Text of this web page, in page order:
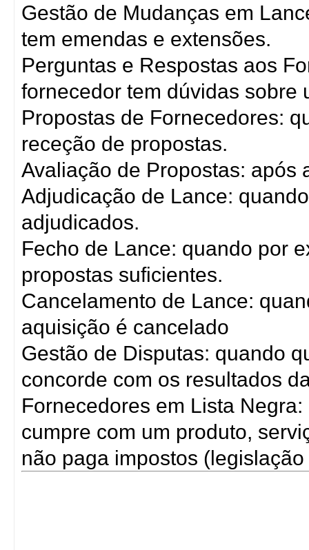
Gestão de Mudanças em
tem emendas e extensões.
Perguntas e Respostas aos
fornecedor tem dúvidas sobre
Propostas de Fornecedores:
receção de propostas.
Avaliação de Propostas: após
Adjudicação de Lance:
adjudicados.
Fecho de Lance: quando por
propostas suficientes.
Cancelamento de Lance:
aquisição é cancelado
Gestão de Disputas: quando
concorde com os resultados
Fornecedores em Lista
cumpre com um produto,
não paga impostos